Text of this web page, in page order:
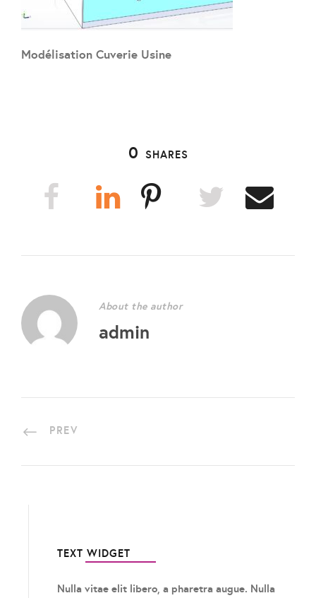
Modélisation Cuverie Usine
0 SHARES
About the author
admin
PREV
TEXT WIDGET
Nulla vitae elit libero, a pharetra augue. Nulla